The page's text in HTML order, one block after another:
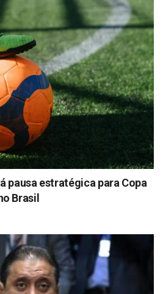
pausa estratégica para Copa
Brasil